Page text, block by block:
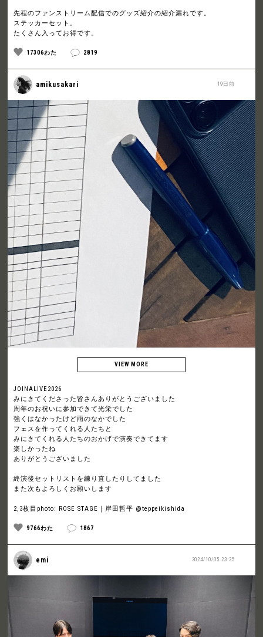
先程のファンストリーム配信でのグッズ紹介の紹介漏れです。
ステッカーセット。
たくさん入ってお得です。
17306わた 2819
19日前
amikusakari
JOINALIVE2026
みにきてくださった皆さんありがとうございました
周年のお祝いに参加できて光栄でした
強くはなかったけど雨のなかでした
フェスを作ってくれる人たちと
みにきてくれる人たちのおかげで演奏できてます
楽しかったね
ありがとうございました
終演後セットリストを練り直したりしてました
また次もよろしくお願いします
2,3枚目photo: ROSE STAGE｜岸田哲平 @teppeikishida
9766わた 1867
2024/10/05 23:35
emi